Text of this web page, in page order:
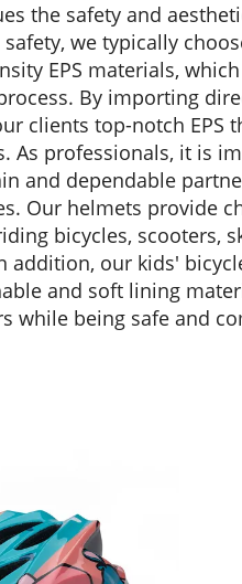
the safety and
we typically
EPS materials,
By importing
clients top-notch EPS
As professionals, it is
and dependable
Our helmets provide
bicycles, scooters,
addition, our kids'
and soft lining
while being safe and